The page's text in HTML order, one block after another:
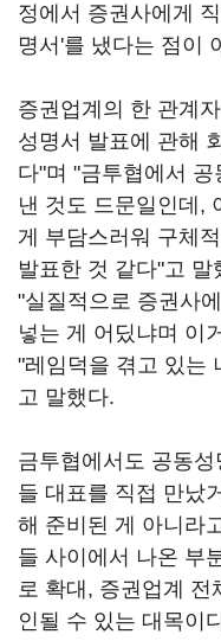
정에서 증권사에게
명서'를 냈다는 점이
증권업계의 한 관계
성명서 발표에 관해
다"며 "금투협에서
낸 것도 드문일인데,
게 부담스러워 구체
발표한 것 같다"고
"실질적으로 증권사
넣는 게 어딨냐며 이
"레임덕을 겪고 있는
고 말했다.
금투협에서도 공동
들 대표를 직접 만났
해 준비된 게 아니라
들 사이에서 나온 부
로 확대, 증권업계 전
인될 수 있는 대목이